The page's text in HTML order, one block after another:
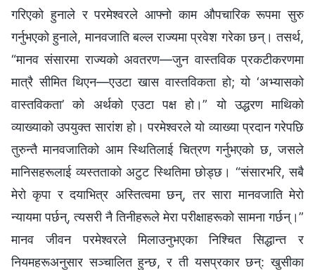
गरिएको हुनाले र परमेश्‍वरले आफ्नो काम औपचारिक रूपमा सुरु
गर्नुभएको हुनाले, मानवजाति बल्ल राज्यमा प्रवेश गरेका छन्। तसर्थ,
“मानव संसारमा राज्यको अवतरण—जुन वास्तविक प्रकटीकरणमा
मात्रै सीमित थिएन—एउटा खास वास्तविकता हो; यो ‘अभ्यासको
वास्तविकता’ को अर्थको एउटा पक्ष हो।” यो उद्धरण माथिको
व्याख्याको उपयुक्त सारांश हो। परमेश्‍वरले यो व्याख्या प्रदान गरेपछि
तुरुन्तै मानवजातिको आम स्थितिलाई चित्रण गर्नुभएको छ, जसले
मानिसहरूलाई व्यस्तताको अटुट स्थितिमा छोड्छ। “संसारभरि, सबै
मेरो कृपा र दयाभित्र अस्तित्वमा छन्, तर सारा मानवजाति मेरो
न्यायमा पर्छन्, त्यसरी नै तिनीहरूले मेरा परीक्षाहरूको सामना गर्छन्।”
मानव जीवन परमेश्‍वरले मिलाउनुभएका निश्‍चित सिद्धान्त र
नियमहरूअनुसार सञ्‍चालित हुन्छ, र ती यसप्रकार छन्: खुसीका